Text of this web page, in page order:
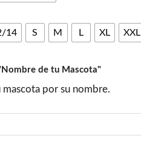
14 S M L XL XXL
de tu Mascota"
mascota por su nombre.